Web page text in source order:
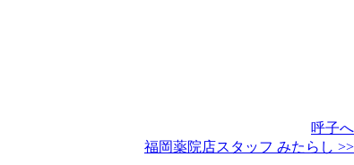
呼子へ
福岡薬院店スタッフ みたらし >>